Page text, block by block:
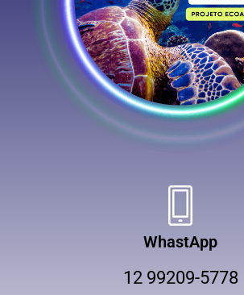
WhastApp
12 99209-5778